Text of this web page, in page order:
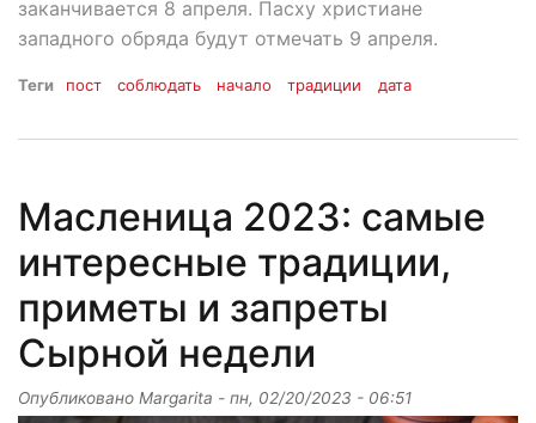
заканчивается 8 апреля. Пасху христиане
западного обряда будут отмечать 9 апреля.
Теги пост соблюдать начало традиции дата
Масленица 2023: самые
интересные традиции,
приметы и запреты
Сырной недели
Опубликовано Margarita - пн, 02/20/2023 - 06:51